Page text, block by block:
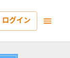
ログイン